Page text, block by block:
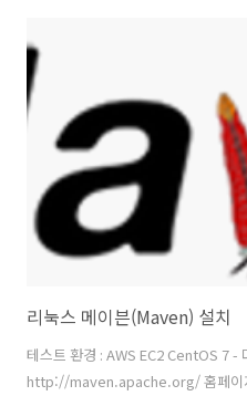
리눅스 메이븐(Maven) 설치
테스트 환경 : AWS EC2 CentOS 7 -
http://maven.apache.org/ 홈페이